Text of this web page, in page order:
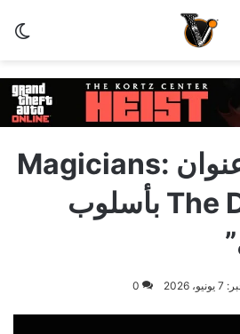
الكشف عن عنوان Magicians:
The Devil’s Deal بأسلوب
0